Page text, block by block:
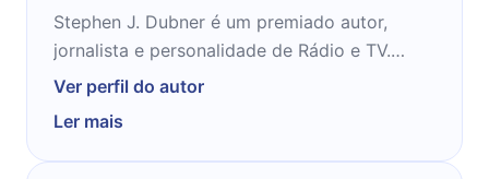
Stephen J. Dubner é um premiado autor,
jornalista e personalidade de Rádio e TV.
Dubner é mais conhecido por ser o co-autor
excêntricas do economista nada
convencional Steven Levitt.O primeiro
Ver perfil do autor
Ler mais